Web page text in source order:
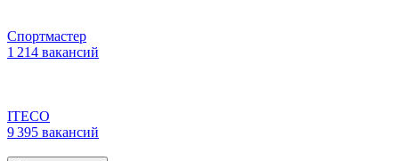
Спортмастер
1 214 вакансий
ITECO
9 395 вакансий